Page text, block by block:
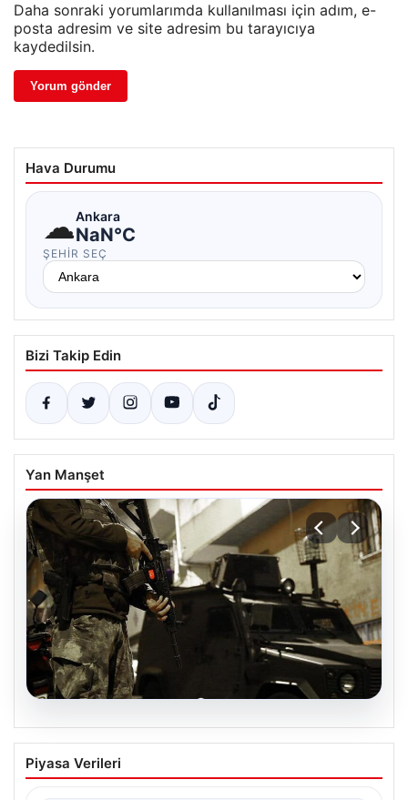
Daha sonraki yorumlarımda kullanılması için adım, e-
posta adresim ve site adresim bu tarayıcıya
kaydedilsin.
Hava Durumu
☁Ankara
NaN°C
ŞEHIR SEÇ
Bizi Takip Edin
Yan Manşet
DAEŞ’e Yönelik 30 İlde Eş Zamanlı
Operasyon Yapıldı
Piyasa Verileri